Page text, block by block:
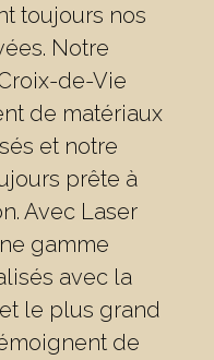
toujours nos
Notre
de-Vie
de matériaux
et notre
prête à
Avec Laser
gamme
avec la
le plus grand
de